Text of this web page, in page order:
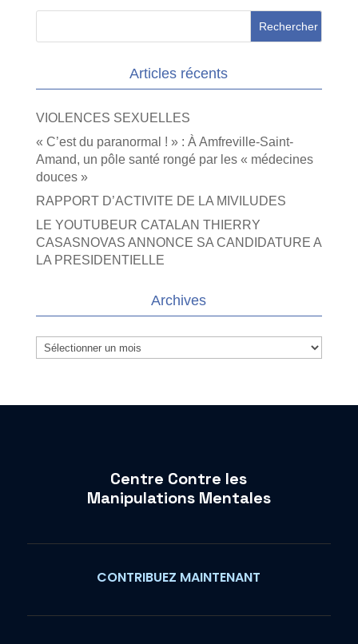
Articles récents
VIOLENCES SEXUELLES
« C’est du paranormal ! » : À Amfreville-Saint-
Amand, un pôle santé rongé par les « médecines
douces »
RAPPORT D’ACTIVITE DE LA MIVILUDES
LE YOUTUBEUR CATALAN THIERRY
CASASNOVAS ANNONCE SA CANDIDATURE A
LA PRESIDENTIELLE
Archives
Archives
Centre Contre les
Manipulations Mentales
CONTRIBUEZ MAINTENANT